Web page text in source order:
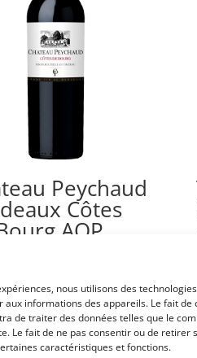
nous utilisons des
aux informations des appareils. Le fait de
de traiter des données telles que le
Le fait de ne pas consentir ou de retirer
caractéristiques et fonctions.
Peychaud
Côtes
AOP